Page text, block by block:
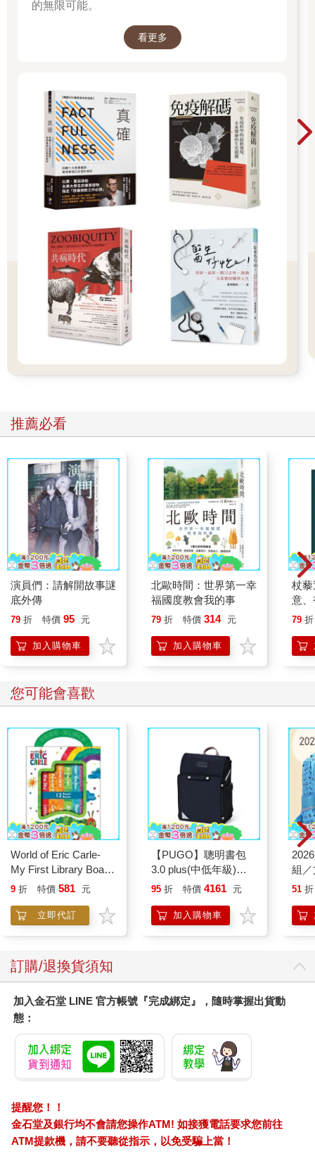
的無限可能。
看更多
推薦必看
演員們：請解開故事謎
底外傳
79 折 特價 95 元
加入購物車
北歐時間：世界第一幸
福國度教會我的事
79 折 特價 314 元
加入購物車
杖
意
恭
79 折
您可能會喜歡
World of Eric Carle-
My First Library Board
Book Block Set
9 折 特價 581 元
立即代訂
【PUGO】聰明書包
3.0 plus(中低年級)酷
黑 全新進化玩美上市
95 折 特價 4161 元
加入購物車
組
51 折
訂購/退換貨須知
加入金石堂 LINE 官方帳號『完成綁定』，隨時掌握出貨動
態：
提醒您！！
金石堂及銀行均不會請您操作ATM! 如接獲電話要求您前往
ATM提款機，請不要聽從指示，以免受騙上當！